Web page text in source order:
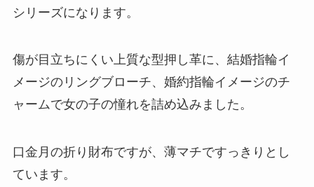
シリーズになります。
傷が目立ちにくい上質な型押し革に、結婚指輪イ
メージのリングブローチ、婚約指輪イメージのチ
ャームで女の子の憧れを詰め込みました。
口金月の折り財布ですが、薄マチですっきりとし
ています。